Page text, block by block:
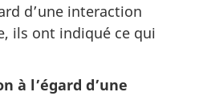
d’une interaction
ils ont indiqué ce qui
à l’égard d’une